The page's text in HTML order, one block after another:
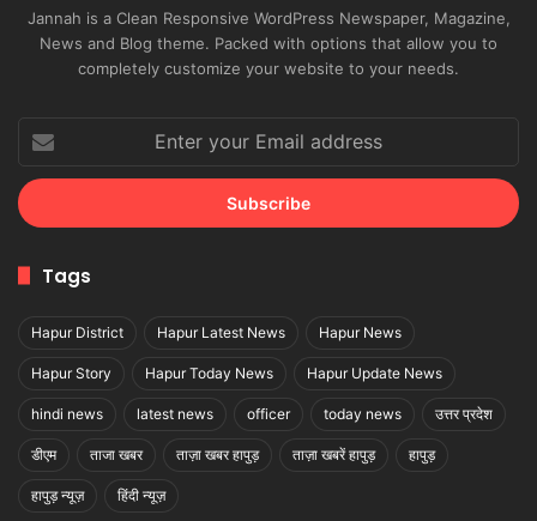
Jannah is a Clean Responsive WordPress Newspaper, Magazine,
News and Blog theme. Packed with options that allow you to
completely customize your website to your needs.
your
Email
address
Tags
Hapur District Hapur Latest News Hapur News
Hapur Story Hapur Today News Hapur Update News
hindi news latest news officer today news उत्तर प्रदेश
डीएम ताजा खबर ताज़ा खबर हापुड़ ताज़ा खबरें हापुड़ हापुड़
हापुड़ न्यूज़ हिंदी न्यूज़